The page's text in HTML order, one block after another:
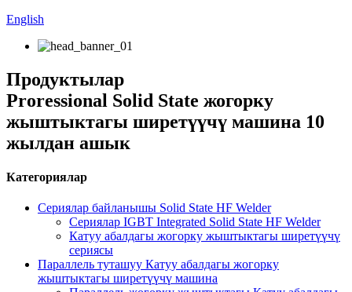
English
Продуктылар
Proressional Solid State жогорку
жыштыктагы ширетүүчү машина 10
жылдан ашык
Категориялар
Сериялар байланышы Solid State HF Welder
Сериялар IGBT Integrated Solid State HF Welder
Катуу абалдагы жогорку жыштыктагы ширетүүчү
сериясы
Параллель туташуу Катуу абалдагы жогорку
жыштыктагы ширетүүчү машина